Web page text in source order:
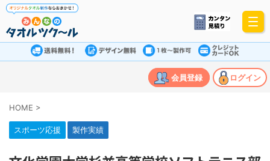
会員登録 ログイン
HOME >
スポーツ応援 製作実績